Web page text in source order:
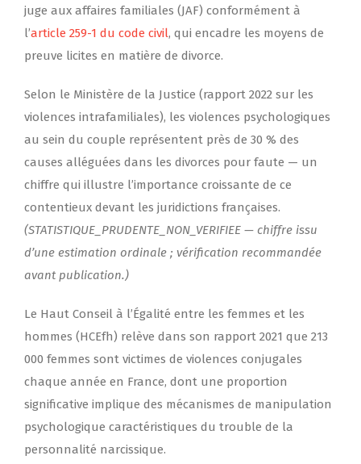
juge aux affaires familiales (JAF) conformément à
l’article 259-1 du code civil, qui encadre les moyens de
preuve licites en matière de divorce.
Selon le Ministère de la Justice (rapport 2022 sur les
violences intrafamiliales), les violences psychologiques
au sein du couple représentent près de 30 % des
causes alléguées dans les divorces pour faute — un
chiffre qui illustre l’importance croissante de ce
contentieux devant les juridictions françaises.
(STATISTIQUE_PRUDENTE_NON_VERIFIEE — chiffre issu
d’une estimation ordinale ; vérification recommandée
avant publication.)
Le Haut Conseil à l’Égalité entre les femmes et les
hommes (HCEfh) relève dans son rapport 2021 que 213
000 femmes sont victimes de violences conjugales
chaque année en France, dont une proportion
significative implique des mécanismes de manipulation
psychologique caractéristiques du trouble de la
personnalité narcissique.